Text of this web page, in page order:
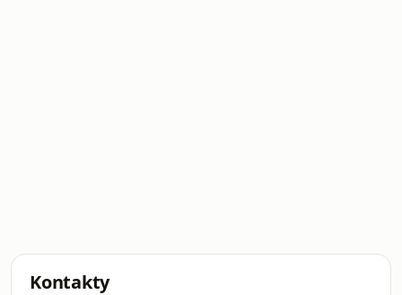
Kontakty